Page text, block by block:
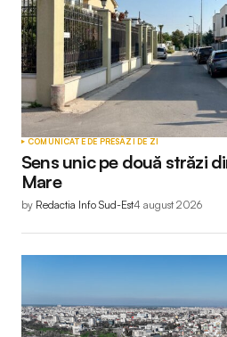
COMUNICATE DE PRESĂZI DE ZI
Sens unic pe două străzi
Mare
by Redactia Info Sud-Est4 august 2026